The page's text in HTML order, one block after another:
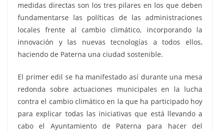
medidas directas son los tres pilares en los que deben
fundamentarse las políticas de las administraciones
locales frente al cambio climático, incorporando la
innovación y las nuevas tecnologías a todos ellos,
haciendo de Paterna una ciudad sostenible.
El primer edil se ha manifestado así durante una mesa
redonda sobre actuaciones municipales en la lucha
contra el cambio climático en la que ha participado hoy
para explicar todas las iniciativas que está llevando a
cabo el Ayuntamiento de Paterna para hacer del